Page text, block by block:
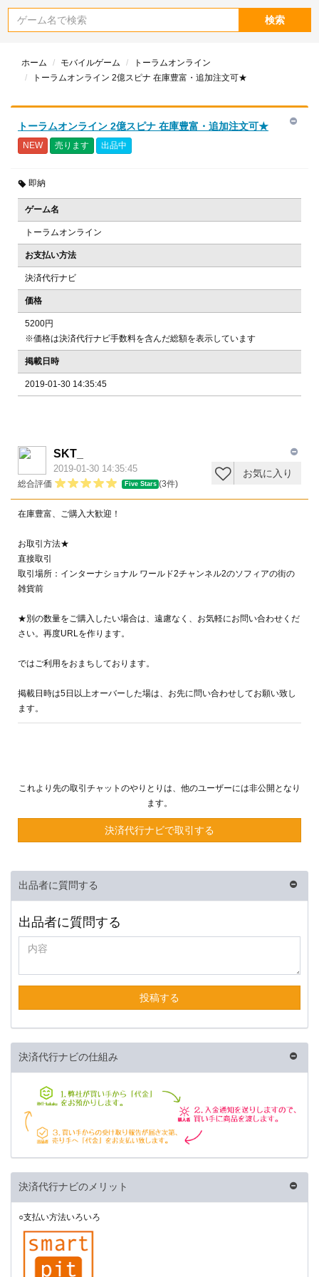
検索
ホーム モバイルゲーム
トーラムオンライン
トーラムオンライン 2億スピナ 在庫豊富・追加注文可★
トーラムオンライン 2億スピナ 在庫豊富・追加注文可★
NEW 売ります 出品中
即納
ゲーム名
トーラムオンライン
お支払い方法
決済代行ナビ
価格
5200円
※価格は決済代行ナビ手数料を含んだ総額を表示しています
掲載日時
2019-01-30 14:35:45
SKT_
2019-01-30 14:35:45
総合評価 Five Stars (3件)
お気に入り
在庫豊富、ご購入大歓迎！
お取引方法★
直接取引
取引場所：インターナショナル ワールド2チャンネル2のソフィアの街の
雑貨前
★別の数量をご購入したい場合は、遠慮なく、お気軽にお問い合わせくだ
さい。再度URLを作ります。
ではご利用をおまちしております。
掲載日時は5日以上オーバーした場は、お先に問い合わせしてお願い致し
ます。
これより先の取引チャットのやりとりは、他のユーザーには非公開となり
ます。
決済代行ナビで取引する
出品者に質問する
出品者に質問する
投稿する
決済代行ナビの仕組み
決済代行ナビのメリット
○支払い方法いろいろ